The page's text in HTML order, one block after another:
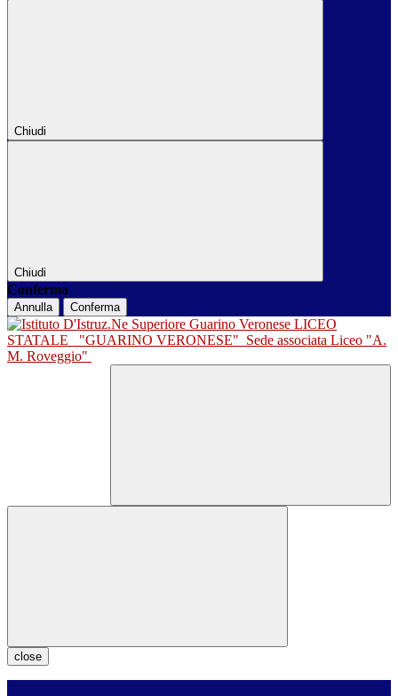
Chiudi
Chiudi
Conferma
Annulla Conferma
LICEO
STATALE
"GUARINO VERONESE" Sede associata Liceo "A.
M. Roveggio"
close